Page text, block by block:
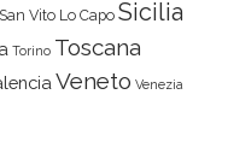
San Vito Lo Capo Sicilia
Torino Toscana
Veneto Venezia